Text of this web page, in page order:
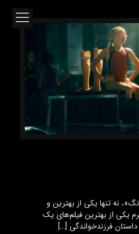
نه تنها یکی از بهترین و
یکی از بهترین فیلم‌های یک
فرزندخواندگی […]